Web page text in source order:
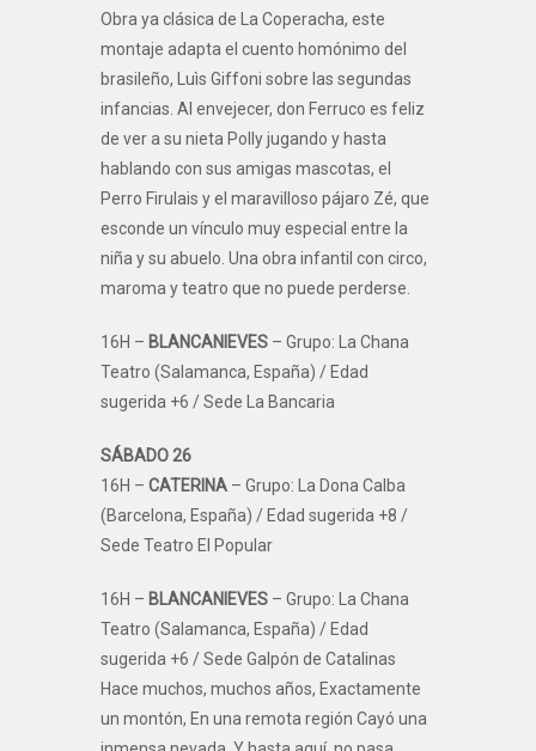
Obra ya clásica de La Coperacha, este
montaje adapta el cuento homónimo del
brasileño, Luìs Giffoni sobre las segundas
infancias. Al envejecer, don Ferruco es feliz
de ver a su nieta Polly jugando y hasta
hablando con sus amigas mascotas, el
Perro Firulais y el maravilloso pájaro Zé, que
esconde un vínculo muy especial entre la
niña y su abuelo. Una obra infantil con circo,
maroma y teatro que no puede perderse.
16H – BLANCANIEVES – Grupo: La Chana
Teatro (Salamanca, España) / Edad
sugerida +6 / Sede La Bancaria
SÁBADO 26
16H – CATERINA – Grupo: La Dona Calba
(Barcelona, España) / Edad sugerida +8 /
Sede Teatro El Popular
16H – BLANCANIEVES – Grupo: La Chana
Teatro (Salamanca, España) / Edad
sugerida +6 / Sede Galpón de Catalinas
Hace muchos, muchos años, Exactamente
un montón, En una remota región Cayó una